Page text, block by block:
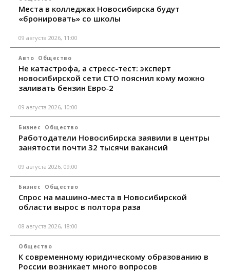
Места в колледжах Новосибирска будут
«бронировать» со школы
09 августа 2026, 11:00
Авто Общество
Не катастрофа, а стресс-тест: эксперт
новосибирской сети СТО пояснил кому можно
заливать бензин Евро‑2
09 августа 2026, 10:00
Бизнес Общество
Работодатели Новосибирска заявили в центры
занятости почти 32 тысячи вакансий
09 августа 2026, 09:00
Бизнес Общество
Спрос на машино-места в Новосибирской
области вырос в полтора раза
08 августа 2026, 18:00
Общество
К современному юридическому образованию в
России возникает много вопросов